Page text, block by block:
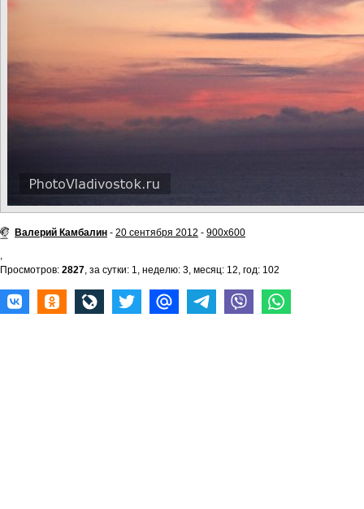
Валерий Камбалин - 20 сентября 2012 - 900x600
,
Просмотров: 2827, за сутки: 1, неделю: 3, месяц: 12, год: 102